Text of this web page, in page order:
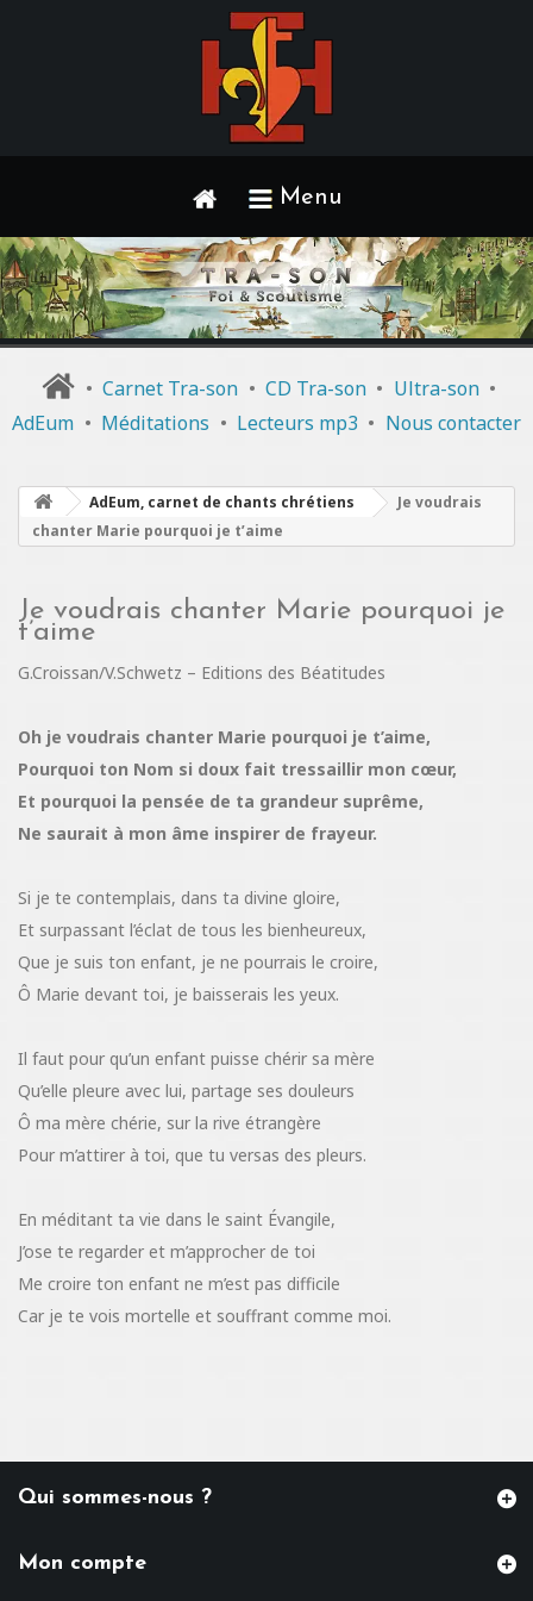
Menu
• Carnet Tra-son • CD Tra-son • Ultra-son •
AdEum • Méditations • Lecteurs mp3 • Nous contacter
AdEum, carnet de chants chrétiens
Je voudrais
chanter Marie pourquoi je t’aime
Je voudrais chanter Marie pourquoi je
t’aime
G.Croissan/V.Schwetz – Editions des Béatitudes
Oh je voudrais chanter Marie pourquoi je t’aime,
Pourquoi ton Nom si doux fait tressaillir mon cœur,
Et pourquoi la pensée de ta grandeur suprême,
Ne saurait à mon âme inspirer de frayeur.
Si je te contemplais, dans ta divine gloire,
Et surpassant l’éclat de tous les bienheureux,
Que je suis ton enfant, je ne pourrais le croire,
Ô Marie devant toi, je baisserais les yeux.
Il faut pour qu’un enfant puisse chérir sa mère
Qu’elle pleure avec lui, partage ses douleurs
Ô ma mère chérie, sur la rive étrangère
Pour m’attirer à toi, que tu versas des pleurs.
En méditant ta vie dans le saint Évangile,
J’ose te regarder et m’approcher de toi
Me croire ton enfant ne m’est pas difficile
Car je te vois mortelle et souffrant comme moi.
Qui sommes-nous ?
Mon compte